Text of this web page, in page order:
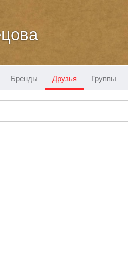
Бренды Друзья Группы